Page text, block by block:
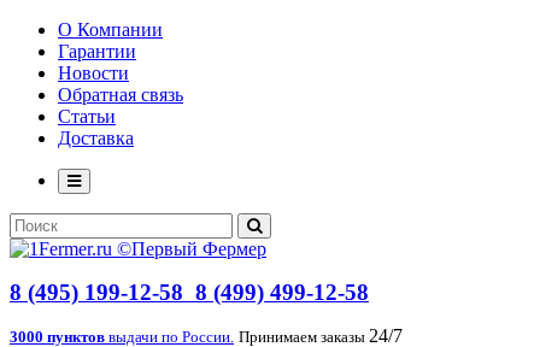
О Компании
Гарантии
Новости
Обратная связь
Статьи
Доставка
8 (495) 199-12-58 8 (499) 499-12-58
3000 пунктов выдачи по России. Принимаем заказы 24/7